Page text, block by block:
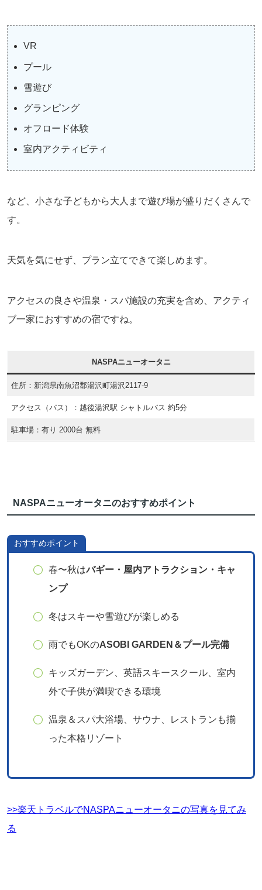
VR
プール
雪遊び
グランピング
オフロード体験
室内アクティビティ
など、小さな子どもから大人まで遊び場が盛りだくさんで
す。
天気を気にせず、プラン立てできて楽しめます。
アクセスの良さや温泉・スパ施設の充実を含め、アクティ
ブ一家におすすめの宿ですね。
NASPAニューオータニ
住所：新潟県南魚沼郡湯沢町湯沢2117-9
アクセス（バス）：越後湯沢駅 シャトルバス 約5分
駐車場：有り 2000台 無料
NASPAニューオータニのおすすめポイント
おすすめポイント
春〜秋はバギー・屋内アトラクション・キャ
ンプ
冬はスキーや雪遊びが楽しめる
雨でもOKのASOBI GARDEN＆プール完備
キッズガーデン、英語スキースクール、室内
外で子供が満喫できる環境
温泉＆スパ大浴場、サウナ、レストランも揃
った本格リゾート
>>楽天トラベルでNASPAニューオータニの写真を見てみ
る